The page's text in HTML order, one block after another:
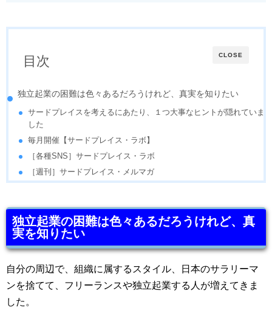
CLOSE
目次
独立起業の困難は色々あるだろうけれど、真実を知りたい
サードプレイスを考えるにあたり、１つ大事なヒントが隠れていま
した
毎月開催【サードプレイス・ラボ】
［各種SNS］サードプレイス・ラボ
［週刊］サードプレイス・メルマガ
独立起業の困難は色々あるだろうけれど、真
実を知りたい
自分の周辺で、組織に属するスタイル、日本のサラリーマ
ンを捨てて、フリーランスや独立起業する人が増えてきま
した。